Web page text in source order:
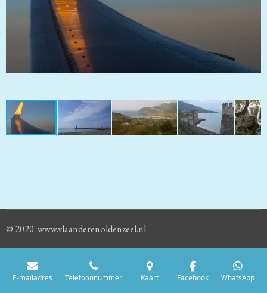
© 2020 www.vlaanderenoldenzeel.nl
E-mailadres Telefoonnummer Kaart Facebook WhatsApp